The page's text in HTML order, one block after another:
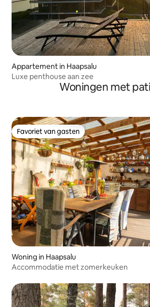
Appartement in Haapsalu
Luxe penthouse aan zee
Woningen met
Favoriet van gasten
Favoriet van gasten
Woning in Haapsalu
Accommodatie met zomerkeuken